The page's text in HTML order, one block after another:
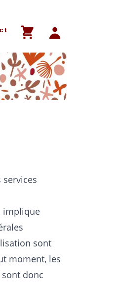
implique
sont
moment, les
sont donc